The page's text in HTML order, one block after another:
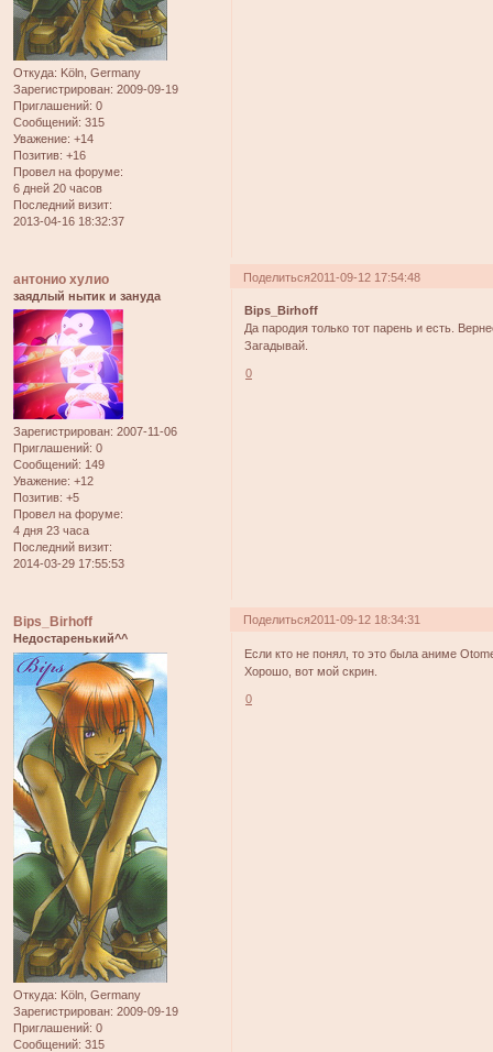
Откуда: Köln, Germany
Зарегистрирован: 2009-09-19
Приглашений: 0
Сообщений: 315
Уважение: +14
Позитив: +16
Провел на форуме:
6 дней 20 часов
Последний визит:
2013-04-16 18:32:37
Поделиться2011-09-12 17:54:48
антонио хулио
заядлый нытик и зануда
Зарегистрирован: 2007-11-06
Приглашений: 0
Сообщений: 149
Уважение: +12
Позитив: +5
Провел на форуме:
4 дня 23 часа
Последний визит:
2014-03-29 17:55:53
Bips_Birhoff
Да пародия только тот парень и есть.
Загадывай.
0
Поделиться2011-09-12 18:34:31
Bips_Birhoff
Недостаренький^^
Откуда: Köln, Germany
Зарегистрирован: 2009-09-19
Приглашений: 0
Сообщений: 315
Если кто не понял, то это была аниме
Хорошо, вот мой скрин.
0